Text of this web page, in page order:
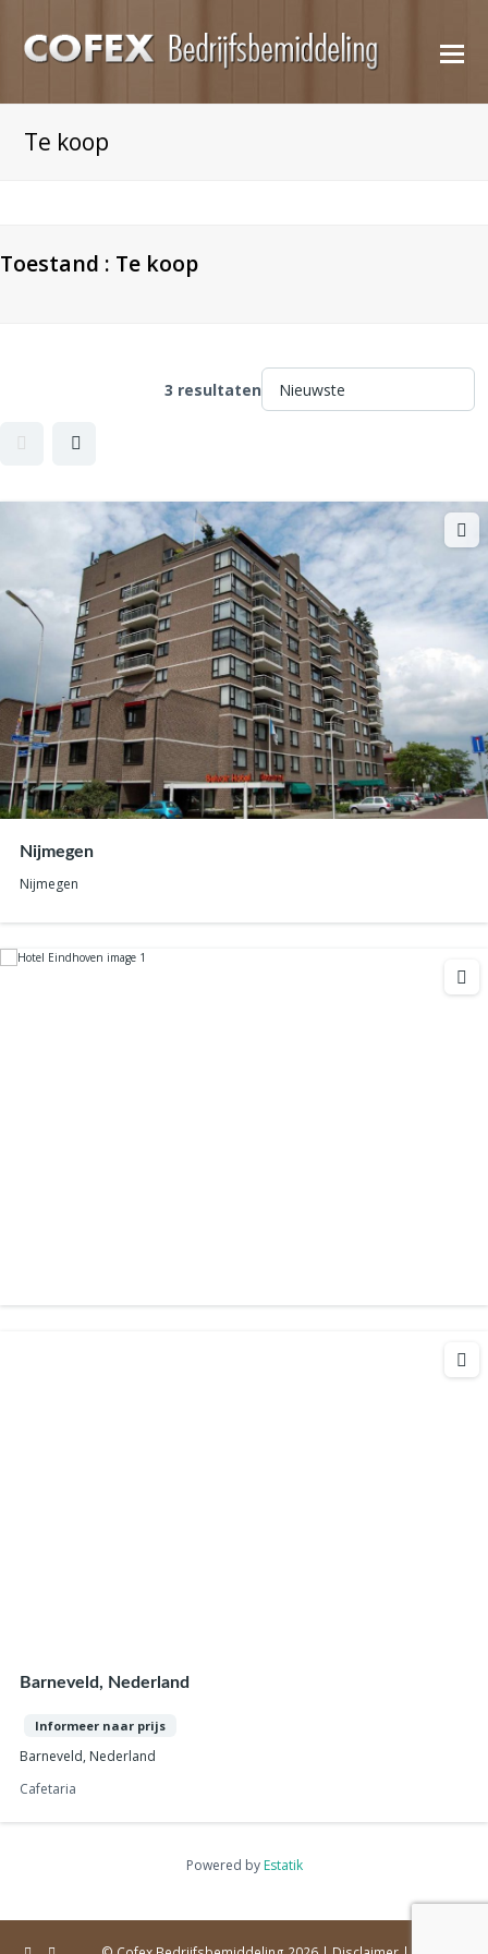
Te koop
Toestand : Te koop
3 resultaten
Nijmegen
Nijmegen
Barneveld, Nederland
Informeer naar prijs
Barneveld, Nederland
Cafetaria
Powered by Estatik